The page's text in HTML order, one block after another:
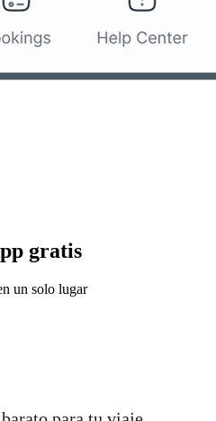
gratis
un solo lugar